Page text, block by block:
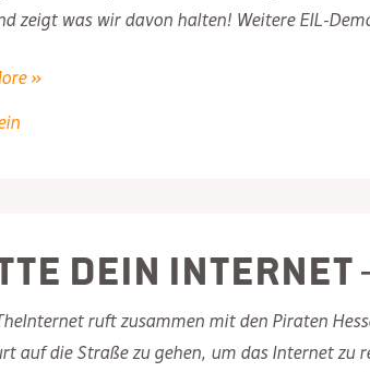
zeigt was wir davon halten! Weitere EIL-
»
Dein Internet
ruft zusammen mit den Piraten
auf die Straße zu gehen, um das Internet zu